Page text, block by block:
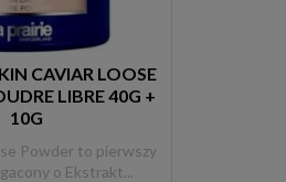
CAVIAR LOOSE
LIBRE 40G +
10G
Powder to pierwszy
o Ekstrakt...